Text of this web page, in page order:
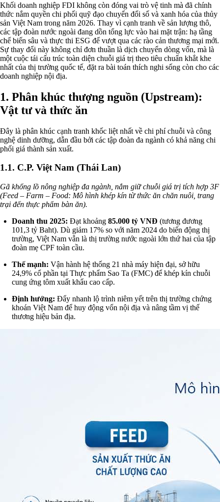
Khối doanh nghiệp FDI không còn đóng vai trò vệ tinh mà đã chính
thức nắm quyền chi phối quỹ đạo chuyển đổi số và xanh hóa của thủy
sản Việt Nam trong năm 2026. Thay vì cạnh tranh về sản lượng thô,
các tập đoàn nước ngoài đang dồn tổng lực vào hai mặt trận: hạ tầng
chế biến sâu và thực thi ESG để vượt qua các rào cản thương mại mới.
Sự thay đổi này không chỉ đơn thuần là dịch chuyển dòng vốn, mà là
một cuộc tái cấu trúc toàn diện chuỗi giá trị theo tiêu chuẩn khắt khe
nhất của thị trường quốc tế, đặt ra bài toán thích nghi sống còn cho các
doanh nghiệp nội địa.
1. Phân khúc thượng nguồn (Upstream):
Vật tư và thức ăn
Đây là phân khúc cạnh tranh khốc liệt nhất về chi phí chuỗi và công
nghệ dinh dưỡng, dẫn đầu bởi các tập đoàn đa ngành có khả năng chi
phối giá thành sản xuất.
1.1. C.P. Việt Nam (Thái Lan)
Gã khổng lồ nông nghiệp đa ngành, nắm giữ chuỗi giá trị tích hợp 3F
(Feed – Farm – Food: Mô hình khép kín từ thức ăn chăn nuôi, trang
trại đến thực phẩm bàn ăn).
Doanh thu 2025: Đạt khoảng 85.000 tỷ VNĐ (tương đương
101,3 tỷ Baht). Dù giảm 17% so với năm 2024 do biến động thị
trường, Việt Nam vẫn là thị trường nước ngoài lớn thứ hai của tập
đoàn mẹ CPF toàn cầu.
Thế mạnh: Vận hành hệ thống 21 nhà máy hiện đại, sở hữu
24,9% cổ phần tại Thực phẩm Sao Ta (FMC) để khép kín chuỗi
cung ứng tôm xuất khẩu cao cấp.
Định hướng: Đẩy nhanh lộ trình niêm yết trên thị trường chứng
khoán Việt Nam để huy động vốn nội địa và nâng tầm vị thế
thương hiệu bản địa.